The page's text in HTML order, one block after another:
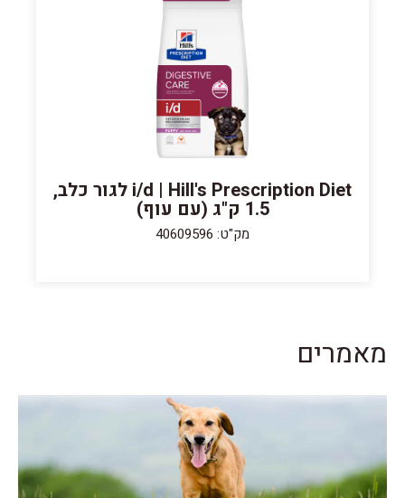
i/d | Hill's Prescription Diet לגור כלב,
1.5 ק"ג (עם עוף)
מק"ט: 40609596
מאמרים